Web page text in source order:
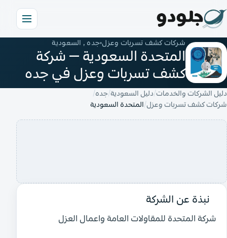
شركات كشف تسربات وعزلجده , السعودية
المتحدة السعودية — شركة
كشف تسربات وعزل في جده
دليل الشركات والخدمات دليل السعودية جده
شركات كشف تسربات وعزل المتحدة السعودية
نبذة عن الشركة
شركة المتحدة للمقاولات العامة واعمال العزل